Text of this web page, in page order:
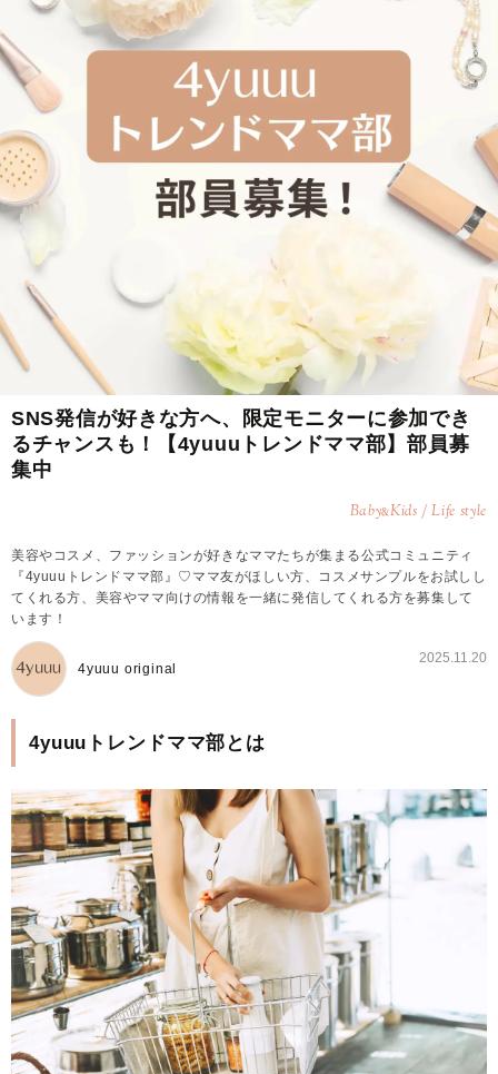
SNS発信が好きな方へ、限定モニターに参加でき
るチャンスも！【4yuuuトレンドママ部】部員募
集中
Baby&Kids / Life style
美容やコスメ、ファッションが好きなママたちが集まる公式コミュニティ
『4yuuuトレンドママ部』♡ママ友がほしい方、コスメサンプルをお試しし
てくれる方、美容やママ向けの情報を一緒に発信してくれる方を募集して
います！
4yuuu original
2025.11.20
4yuuuトレンドママ部とは